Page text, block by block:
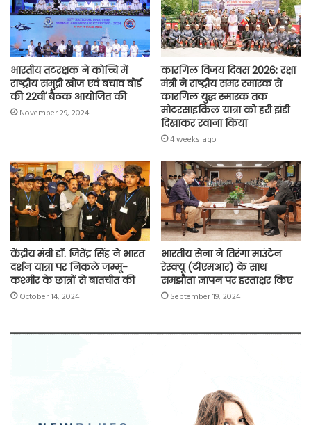
k p m k
भारतीय तटरक्षक ने कोच्चि में
राष्ट्रीय समुद्री खोज एवं बचाव बोर्ड
की 22वीं बैठक आयोजित की
November 29, 2024
कारगिल विजय दिवस 2026: रक्षा
मंत्री ने राष्ट्रीय समर स्मारक से
कारगिल युद्ध स्मारक तक
मोटरसाइकिल यात्रा को हरी झंडी
दिखाकर रवाना किया
4 weeks ago
केंद्रीय मंत्री डॉ. जितेंद्र सिंह ने भारत
दर्शन यात्रा पर निकले जम्मू-
कश्मीर के छात्रों से बातचीत की
October 14, 2024
भारतीय सेना ने तिरंगा माउंटेन
रेस्क्यू (टीएमआर) के साथ
समझौता ज्ञापन पर हस्ताक्षर किए
September 19, 2024